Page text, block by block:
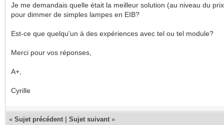
Je me demandais quelle était la meilleur solution (au niveau du
pour dimmer de simples lampes en EIB?
Est-ce que quelqu'un à des expériences avec tel ou tel module?
Merci pour vos réponses,
A+,
Cyrille
« Sujet précédent Sujet suivant »